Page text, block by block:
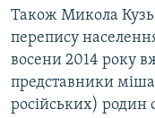
Також Микола
перепису
восени 2014 року
представники
російських) родин